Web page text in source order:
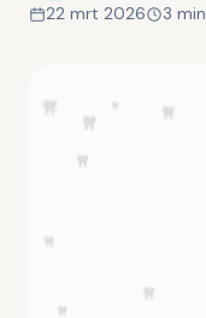
22 mrt 2026 3